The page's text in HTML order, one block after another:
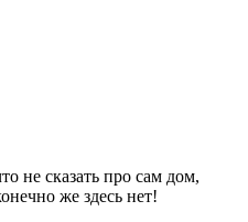
не сказать про сам дом,
же здесь нет!